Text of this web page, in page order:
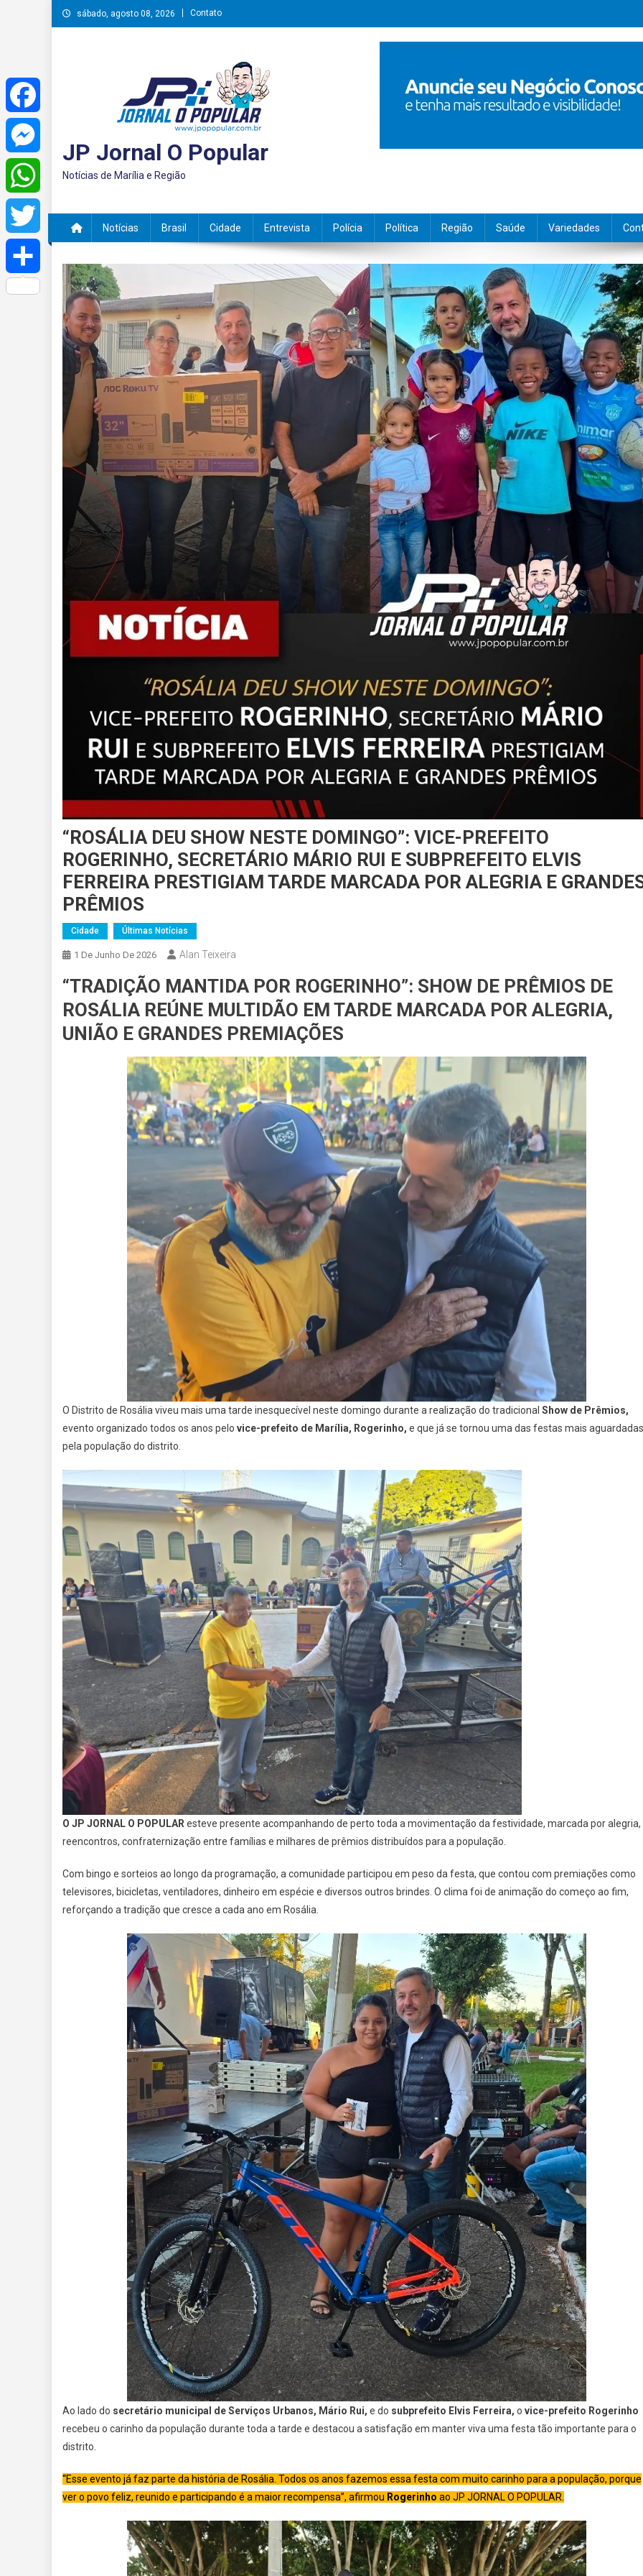
Skip
to
sábado, agosto 08, 2026 Contato
JP Jornal O Popular
Notícias de Marília e Região
Notícias Brasil Cidade Entrevista Polícia Política Região Saúde Variedades
“ROSÁLIA DEU SHOW NESTE DOMINGO”: VICE-PREFEITO
ROGERINHO, SECRETÁRIO MÁRIO RUI E SUBPREFEITO ELVIS
FERREIRA PRESTIGIAM TARDE MARCADA POR ALEGRIA E
PRÊMIOS
Cidade Últimas Notícias
1 De Junho De 2026 Alan Teixeira
“TRADIÇÃO MANTIDA POR ROGERINHO”: SHOW DE PRÊMIOS DE
ROSÁLIA REÚNE MULTIDÃO EM TARDE MARCADA POR ALEGRIA,
UNIÃO E GRANDES PREMIAÇÕES
O Distrito de Rosália viveu mais uma tarde inesquecível neste domingo durante a realização do tradicional Show de Prêmios,
evento organizado todos os anos pelo vice-prefeito de Marília, Rogerinho, e que já se tornou uma das festas mais aguardadas
pela população do distrito.
O JP JORNAL O POPULAR esteve presente acompanhando de perto toda a movimentação da festividade, marcada por alegria,
reencontros, confraternização entre famílias e milhares de prêmios distribuídos para a população.
Com bingo e sorteios ao longo da programação, a comunidade participou em peso da festa, que contou com premiações como
televisores, bicicletas, ventiladores, dinheiro em espécie e diversos outros brindes. O clima foi de animação do começo ao fim,
reforçando a tradição que cresce a cada ano em Rosália.
Ao lado do secretário municipal de Serviços Urbanos, Mário Rui, e do subprefeito Elvis Ferreira, o vice-prefeito Rogerinho
recebeu o carinho da população durante toda a tarde e destacou a satisfação em manter viva uma festa tão importante para o
distrito.
“Esse evento já faz parte da história de Rosália. Todos os anos fazemos essa festa com muito carinho para a população, porque
ver o povo feliz, reunido e participando é a maior recompensa”, afirmou Rogerinho ao JP JORNAL O POPULAR.
Facebook
Messenger
WhatsApp
Twitter
Share